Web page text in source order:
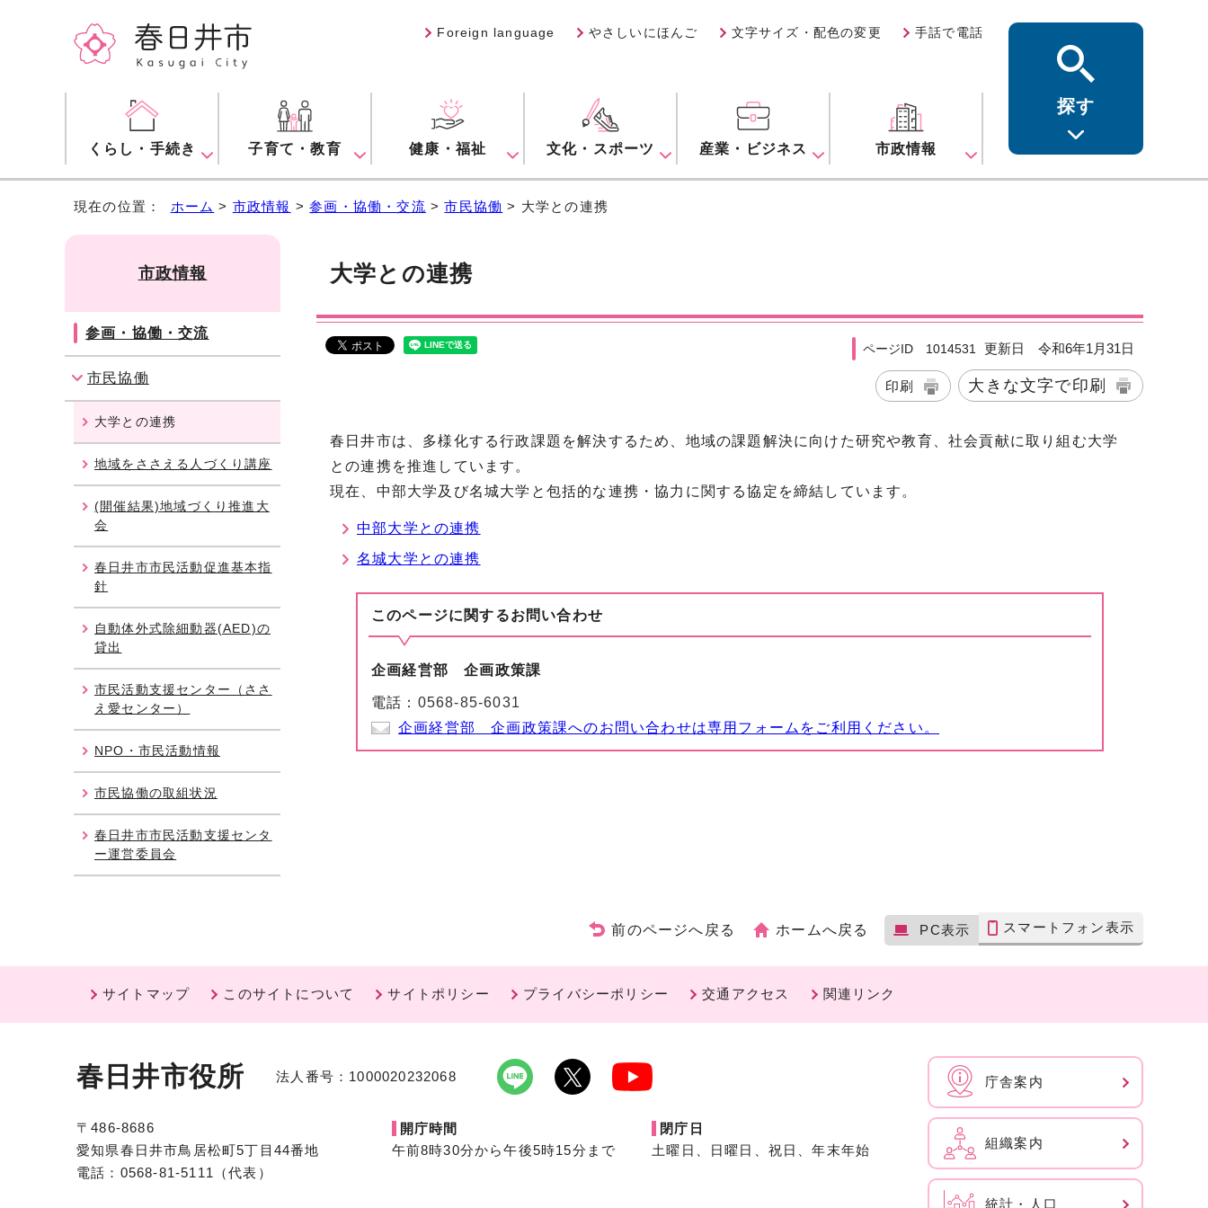
Foreign language やさしいにほんご 文字サイズ・配色の変更 手話で電話
くらし・手続き 子育て・教育 健康・福祉 文化・スポーツ 産業・ビジネス 市政情報
探す
現在の位置： ホーム > 市政情報 >参画・協働・交流 >市民協働 > 大学との連携
大学との連携
ページID 1014531 更新日 令和6年1月31日
印刷 大きな文字で印刷
春日井市は、多様化する行政課題を解決するため、地域の課題解決に向けた研究や教育、社会貢献に取り組む大学
との連携を推進しています。
現在、中部大学及び名城大学と包括的な連携・協力に関する協定を締結しています。
中部大学との連携
名城大学との連携
このページに関するお問い合わせ
企画経営部 企画政策課
電話： 0568-85-6031
企画経営部 企画政策課へのお問い合わせは専用フォームをご利用ください。
市政情報
参画・協働・交流
市民協働
大学との連携
地域をささえる人づくり講座
(開催結果)地域づくり推進大
会
春日井市市民活動促進基本指
針
自動体外式除細動器(AED)の
貸出
市民活動支援センター（ささ
え愛センター）
NPO・市民活動情報
市民協働の取組状況
春日井市市民活動支援センタ
ー運営委員会
前のページへ戻る ホームへ戻る PC表示 スマートフォン表示
サイトマップ このサイトについて サイトポリシー プライバシーポリシー 交通アクセス 関連リンク
春日井市役所 法人番号：1000020232068
〒486-8686
愛知県春日井市鳥居松町5丁目44番地
電話：0568-81-5111（代表）
開庁時間
午前8時30分から午後5時15分まで
閉庁日
土曜日、日曜日、祝日、年末年始
庁舎案内
組織案内
統計・人口